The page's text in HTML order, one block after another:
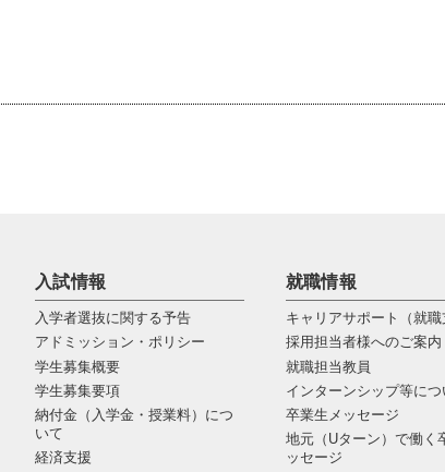
入試情報
入学者選抜に関する予告
アドミッション・ポリシー
学生募集概要
学生募集要項
納付金（入学金・授業料）につ
いて
経済支援
就職情報
キャリアサポート（就職
採用担当者様へのご案内
就職担当教員
インターンシップ等につ
卒業生メッセージ
地元（Uターン）で働く
ッセージ